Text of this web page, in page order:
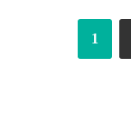
1